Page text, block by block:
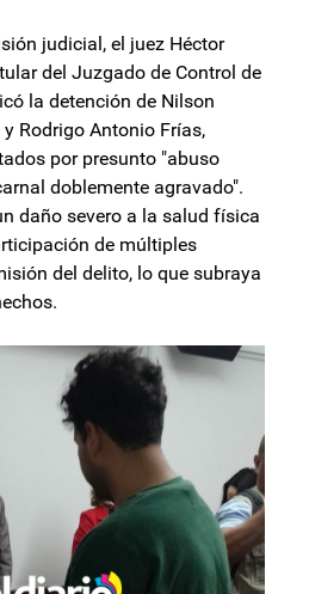
judicial, el juez Héctor
del Juzgado de Control de
la detención de Nilson
Rodrigo Antonio Frías,
por presunto "abuso
doblemente agravado".
daño severo a la salud física
de múltiples
del delito, lo que subraya